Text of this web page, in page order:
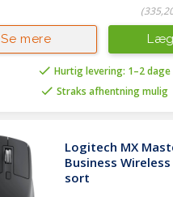
Hurtig levering: 1–2 dage
Straks afhentning mulig
Se mere
Logitech MX
Business
sort